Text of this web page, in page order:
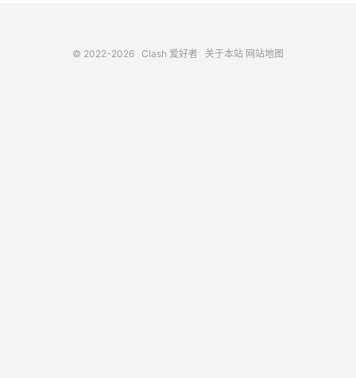
© 2022-2026 Clash 爱好者 关于本站 网站地图